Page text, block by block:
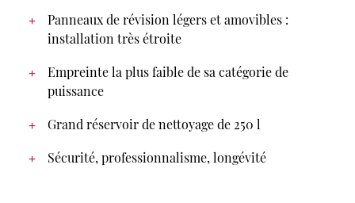
Panneaux de révision légers et amovibles :
installation très étroite
Empreinte la plus faible de sa catégorie de
puissance
Grand réservoir de nettoyage de 250 l
Sécurité, professionnalisme, longévité